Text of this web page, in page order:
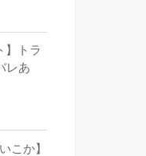
】トラ
レあ
こか】